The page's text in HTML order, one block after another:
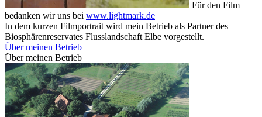
Für den Film
bedanken wir uns bei www.lightmark.de
In dem kurzen Filmportrait wird mein Betrieb als Partner des
Biosphärenreservates Flusslandschaft Elbe vorgestellt.
Über meinen Betrieb
Über meinen Betrieb